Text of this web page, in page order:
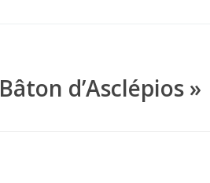
Bâton d’Asclépios »